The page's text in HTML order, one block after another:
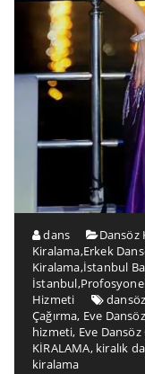
dans Dansöz
Kiralama,Erkek
Kiralama,İstanbul
İstanbul,
Hizmeti
Çağırma, Eve
hizmeti, Eve Dansöz
KİRALAMA, kiralık
kiralama